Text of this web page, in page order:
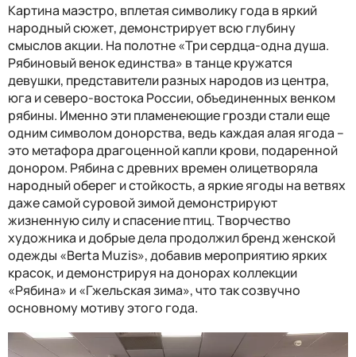
Картина маэстро, вплетая символику года в яркий
народный сюжет, демонстрирует всю глубину
смыслов акции. На полотне «Три сердца-одна душа.
Рябиновый венок единства» в танце кружатся
девушки, представители разных народов из центра,
юга и северо-востока России, объединенных венком
рябины. Именно эти пламенеющие грозди стали еще
одним символом донорства, ведь каждая алая ягода –
это метафора драгоценной капли крови, подаренной
донором. Рябина с древних времен олицетворяла
народный оберег и стойкость, а яркие ягоды на ветвях
даже самой суровой зимой демонстрируют
жизненную силу и спасение птиц. Творчество
художника и добрые дела продолжил бренд женской
одежды «Berta Muzis», добавив мероприятию ярких
красок, и демонстрируя на донорах коллекции
«Рябина» и «Гжельская зима», что так созвучно
основному мотиву этого года.